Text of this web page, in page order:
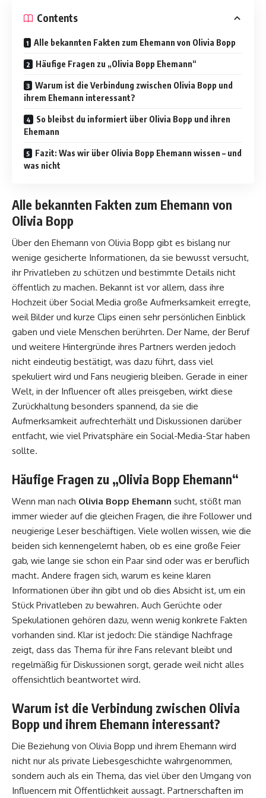
Contents
Alle bekannten Fakten zum Ehemann von Olivia Bopp
Häufige Fragen zu „Olivia Bopp Ehemann“
Warum ist die Verbindung zwischen Olivia Bopp und
ihrem Ehemann interessant?
So bleibst du informiert über Olivia Bopp und ihren
Ehemann
Fazit: Was wir über Olivia Bopp Ehemann wissen – und
was nicht
Alle bekannten Fakten zum Ehemann von
Olivia Bopp
Über den Ehemann von Olivia Bopp gibt es bislang nur
wenige gesicherte Informationen, da sie bewusst versucht,
ihr Privatleben zu schützen und bestimmte Details nicht
öffentlich zu machen. Bekannt ist vor allem, dass ihre
Hochzeit über Social Media große Aufmerksamkeit erregte,
weil Bilder und kurze Clips einen sehr persönlichen Einblick
gaben und viele Menschen berührten. Der Name, der Beruf
und weitere Hintergründe ihres Partners werden jedoch
nicht eindeutig bestätigt, was dazu führt, dass viel
spekuliert wird und Fans neugierig bleiben. Gerade in einer
Welt, in der Influencer oft alles preisgeben, wirkt diese
Zurückhaltung besonders spannend, da sie die
Aufmerksamkeit aufrechterhält und Diskussionen darüber
entfacht, wie viel Privatsphäre ein Social-Media-Star haben
sollte.
Häufige Fragen zu „Olivia Bopp Ehemann“
Wenn man nach Olivia Bopp Ehemann sucht, stößt man
immer wieder auf die gleichen Fragen, die ihre Follower und
neugierige Leser beschäftigen. Viele wollen wissen, wie die
beiden sich kennengelernt haben, ob es eine große Feier
gab, wie lange sie schon ein Paar sind oder was er beruflich
macht. Andere fragen sich, warum es keine klaren
Informationen über ihn gibt und ob dies Absicht ist, um ein
Stück Privatleben zu bewahren. Auch Gerüchte oder
Spekulationen gehören dazu, wenn wenig konkrete Fakten
vorhanden sind. Klar ist jedoch: Die ständige Nachfrage
zeigt, dass das Thema für ihre Fans relevant bleibt und
regelmäßig für Diskussionen sorgt, gerade weil nicht alles
offensichtlich beantwortet wird.
Warum ist die Verbindung zwischen Olivia
Bopp und ihrem Ehemann interessant?
Die Beziehung von Olivia Bopp und ihrem Ehemann wird
nicht nur als private Liebesgeschichte wahrgenommen,
sondern auch als ein Thema, das viel über den Umgang von
Influencern mit Öffentlichkeit aussagt. Partnerschaften im